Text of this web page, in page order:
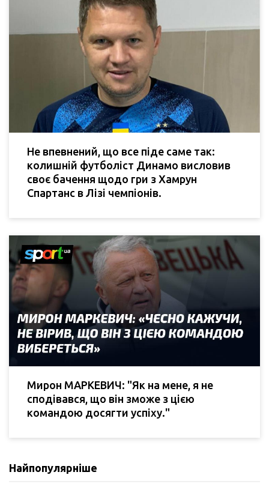
Не впевнений, що все піде саме так:
колишній футболіст Динамо висловив
своє бачення щодо гри з Хамрун
Спартанс в Лізі чемпіонів.
Мирон МАРКЕВИЧ: "Як на мене, я не
сподівався, що він зможе з цією
командою досягти успіху."
Найпопулярніше